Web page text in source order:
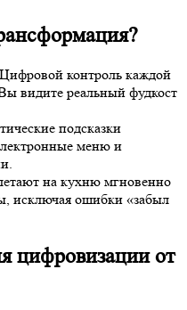
контроль каждой
видите реальный фудкост
подсказки
меню и
на кухню мгновенно
исключая ошибки «забыл
цифровизации от